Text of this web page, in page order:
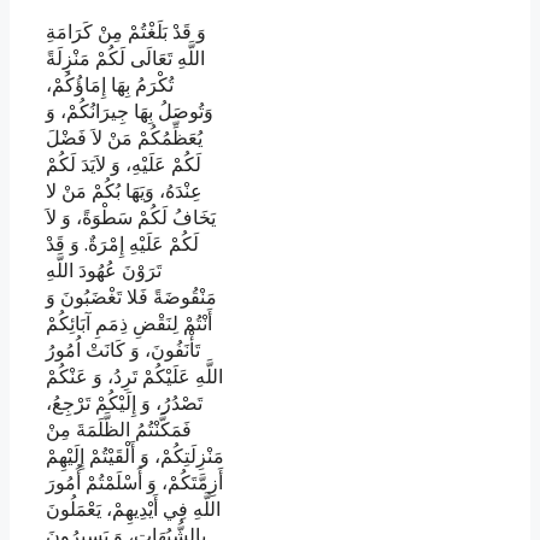
وَ قَدْ بَلَغْتُمْ مِنْ كَرَامَةِ
اللَّهِ تَعَالَى لَكُمْ مَنْزِلَةً
تُكْرَمُ بِهَا إِمَاؤُكُمْ،
وَتُوصَلُ بِهَا جِيرَانُكُمْ، وَ
يُعَظِّمُكُمْ مَنْ لاَ فَضْلَ
لَكُمْ عَلَيْهِ، وَ لاَيَدَ لَكُمْ
عِنْدَهُ، وَيَهَا بُكُمْ مَنْ لا
يَخَافُ لَكُمْ سَطْوَةً، وَ لاَ
لَكُمْ عَلَيْهِ إِمْرَةٌ. وَ قَدْ
تَرَوْنَ عُهُودَ اللَّهِ
مَنْقُوضَةً فَلا تَغْضَبُونَ وَ
أَنْتُمْ لِنَقْضِ ذِمَمِ آبَائِكُمْ
تَأْنَفُونَ، وَ كَانَتْ اُمُورُ
اللَّهِ عَلَيْكُمْ تَرِدُ، وَ عَنْكُمْ
تَصْدُرُ، وَ إِلَيْكُمْ تَرْجِعُ،
فَمَكَّنْتُمُ الظَّلَمَةَ مِنْ
مَنْزِلَتِكُمْ، وَ أَلْقَيْتُمْ إِلَيْهِمْ
أَزِمَّتَكُمْ، وَ أَسْلَمْتُمْ أُمُورَ
اللَّهِ فِي أَيْدِيهِمْ، يَعْمَلُونَ